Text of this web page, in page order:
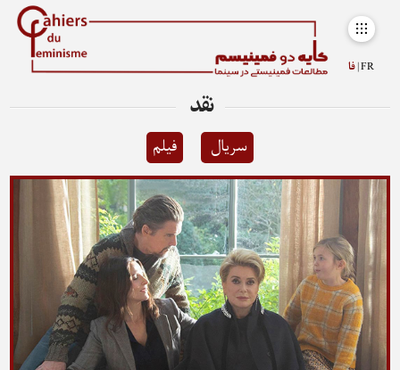
FR | فا
نقد
سریال فیلم